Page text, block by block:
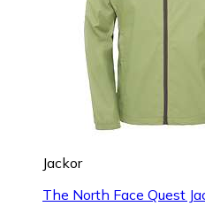
Jackor
The North Face Quest